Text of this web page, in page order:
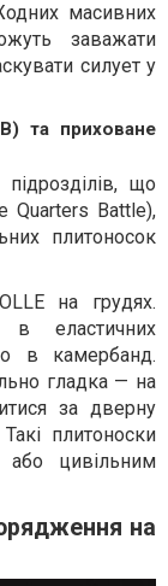
масивних
заважати
силует у
та приховане
що
Quarters Battle),
плитоносок
на грудях.
в еластичних
в камербанд.
гладка — на
за дверну
плитоноски
цивільним
на